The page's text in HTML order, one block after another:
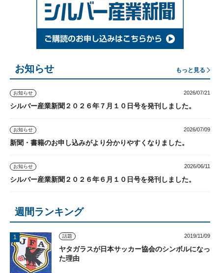
お知らせ もっと見る
お知らせ 2026/07/21
シルバー産業新聞２０２６年７月１０日号を発刊しました。
お知らせ 2026/07/09
新聞・書籍のお申し込みがより分かりやすくなりました。
お知らせ 2026/06/11
シルバー産業新聞２０２６年６月１０日号を発刊しました。
週間ランキング
話題 2019/11/09
ヤタガラスが日本サッカー協会のシンボルになっ
た理由